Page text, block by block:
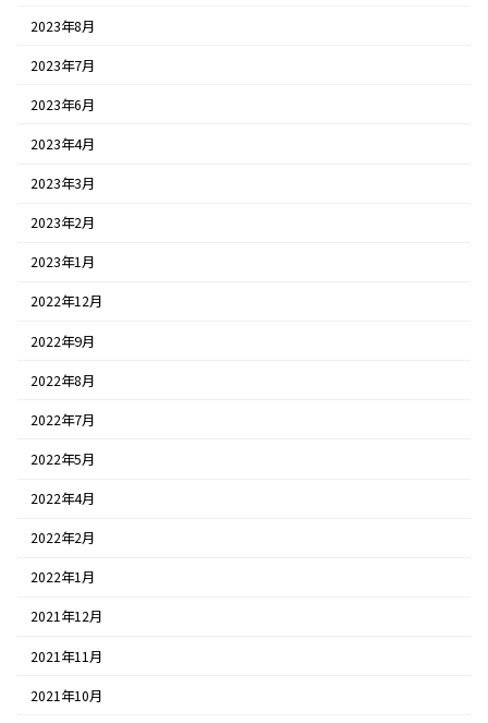
2023年8月
2023年7月
2023年6月
2023年4月
2023年3月
2023年2月
2023年1月
2022年12月
2022年9月
2022年8月
2022年7月
2022年5月
2022年4月
2022年2月
2022年1月
2021年12月
2021年11月
2021年10月